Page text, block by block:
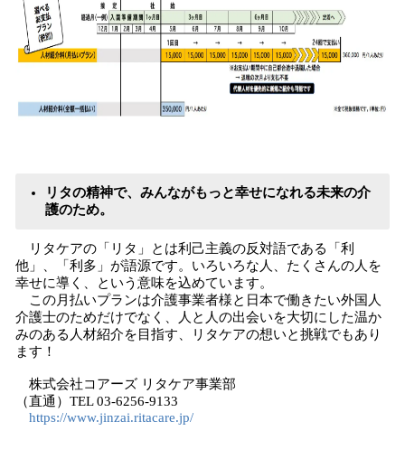
リタの精神で、みんながもっと幸せになれる未来の介
護のため。
リタケアの「リタ」とは利己主義の反対語である「利
他」、「利多」が語源です。いろいろな人、たくさんの人を
幸せに導く、という意味を込めています。
この月払いプランは介護事業者様と⽇本で働きたい外国人
介護士のためだけでなく、人と人の出会いを大切にした温か
みのある人材紹介を目指す、リタケアの想いと挑戦でもあり
ます！
株式会社コアーズ リタケア事業部
（直通）TEL 03-6256-9133
https://www.jinzai.ritacare.jp/